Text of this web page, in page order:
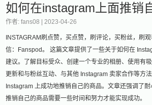
如何在instagram上面推销
作者: fans08 | 2023-04-26
INSTAGRAM刷点赞，买点赞，刷评论，买粉丝，刷
信：Fanspod。 这篇文章提供了一些关于如何在
建议。了解目标受众、创建一个专业的相册、使用有
更新和与粉丝互动、与其他 Instagram 卖家合作等方
Instagram 上成功地推销自己的商品。文章还强调了
推销自己的商品需要一些时间和努力才能实现成功。